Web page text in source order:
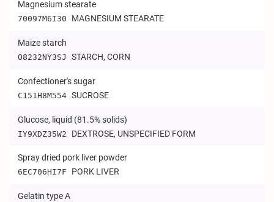
Magnesium stearate
70097M6I30 MAGNESIUM STEARATE
Maize starch
O8232NY3SJSTARCH, CORN
Confectioner's sugar
C151H8M554SUCROSE
Glucose, liquid (81.5% solids)
IY9XDZ35W2 DEXTROSE, UNSPECIFIED FORM
Spray dried pork liver powder
6EC706HI7F PORK LIVER
Gelatin type A